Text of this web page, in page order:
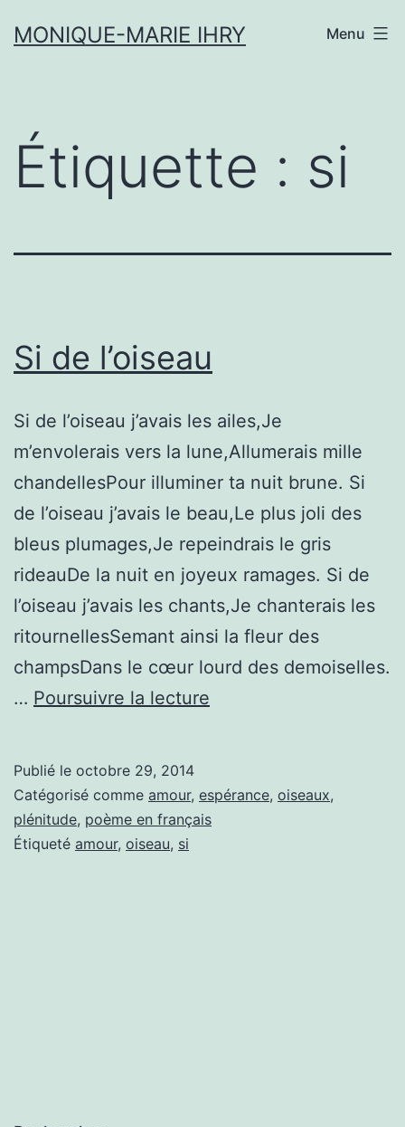
auMONIQUE-MARIE IHRY Menu
Étiquette : si
Si de l’oiseau
Si de l’oiseau j’avais les ailes,Je
m’envolerais vers la lune,Allumerais mille
chandellesPour illuminer ta nuit brune. Si
de l’oiseau j’avais le beau,Le plus joli des
bleus plumages,Je repeindrais le gris
rideauDe la nuit en joyeux ramages. Si de
l’oiseau j’avais les chants,Je chanterais les
ritournellesSemant ainsi la fleur des
champsDans le cœur lourd des demoiselles.
… Poursuivre la lecture
Publié le octobre 29, 2014
Catégorisé comme amour, espérance, oiseaux,
plénitude, poème en français
Étiqueté amour, oiseau, si